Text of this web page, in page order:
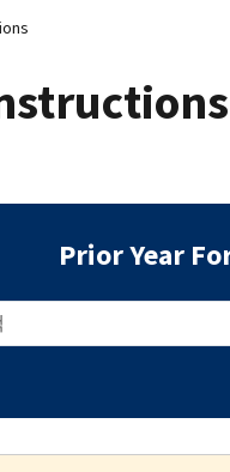
Prior Year